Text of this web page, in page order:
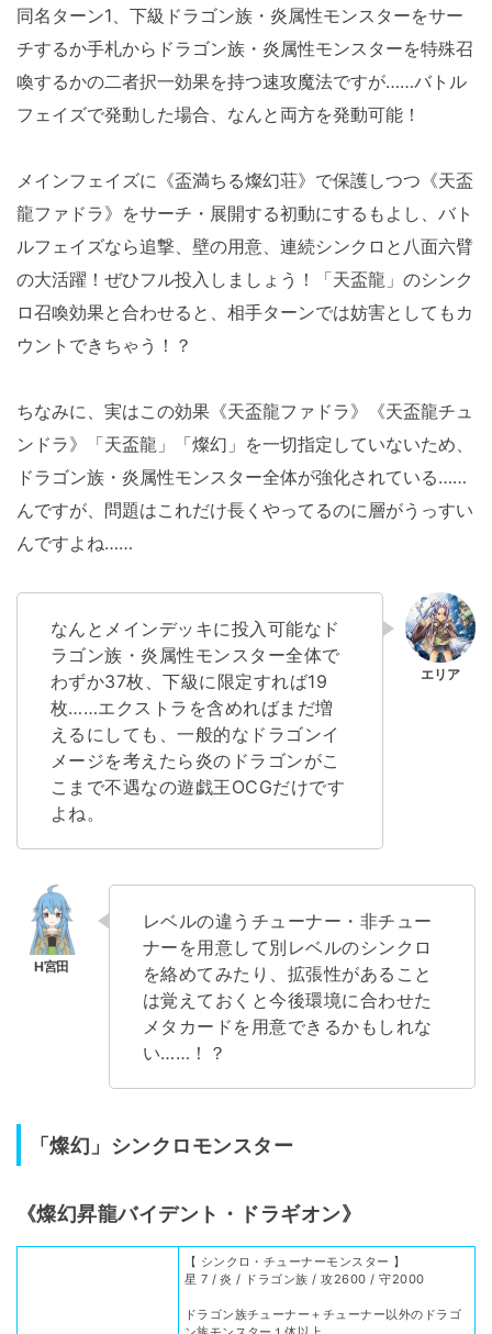
同名ターン1、下級ドラゴン族・炎属性モンスターをサー
チするか手札からドラゴン族・炎属性モンスターを特殊召
喚するかの二者択一効果を持つ速攻魔法ですが……バトル
フェイズで発動した場合、なんと両方を発動可能！
メインフェイズに《盃満ちる燦幻荘》で保護しつつ《天盃
龍ファドラ》をサーチ・展開する初動にするもよし、バト
ルフェイズなら追撃、壁の用意、連続シンクロと八面六臂
の大活躍！ぜひフル投入しましょう！「天盃龍」のシンク
ロ召喚効果と合わせると、相手ターンでは妨害としてもカ
ウントできちゃう！？
ちなみに、実はこの効果《天盃龍ファドラ》《天盃龍チュ
ンドラ》「天盃龍」「燦幻」を一切指定していないため、
ドラゴン族・炎属性モンスター全体が強化されている……
んですが、問題はこれだけ長くやってるのに層がうっすい
んですよね……
なんとメインデッキに投入可能なド
ラゴン族・炎属性モンスター全体で
わずか37枚、下級に限定すれば19
枚……エクストラを含めればまだ増
えるにしても、一般的なドラゴンイ
メージを考えたら炎のドラゴンがこ
こまで不遇なの遊戯王OCGだけです
よね。
レベルの違うチューナー・非チュー
ナーを用意して別レベルのシンクロ
を絡めてみたり、拡張性があること
は覚えておくと今後環境に合わせた
メタカードを用意できるかもしれな
い……！？
「燦幻」シンクロモンスター
《燦幻昇龍バイデント・ドラギオン》
【 シンクロ・チューナーモンスター 】
星 7 / 炎 / ドラゴン族 / 攻2600 / 守2000
ドラゴン族チューナー＋チューナー以外のドラゴ